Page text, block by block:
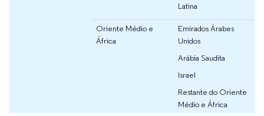
Latina
Oriente Médio e
África
Emirados Árabes
Unidos
Arábia Saudita
Israel
Restante do Oriente
Médio e África